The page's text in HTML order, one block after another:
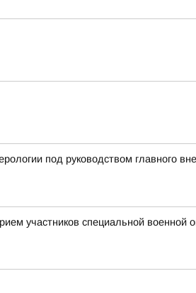
под руководством главного
участников специальной военной